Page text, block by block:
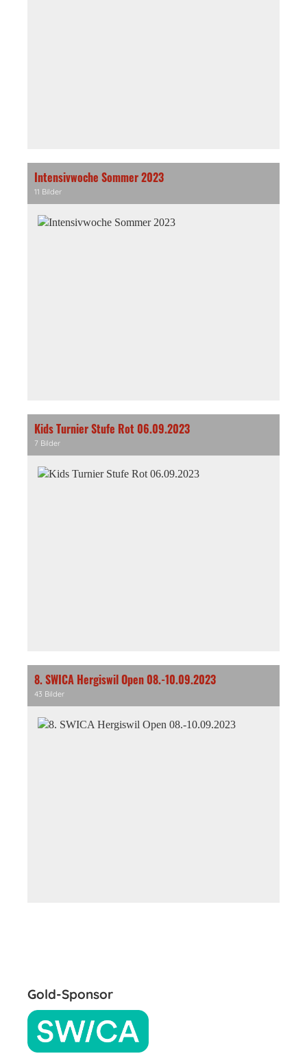
Intensivwoche Sommer 2023
11 Bilder
Kids Turnier Stufe Rot 06.09.2023
7 Bilder
8. SWICA Hergiswil Open 08.-10.09.2023
43 Bilder
Gold-Sponsor